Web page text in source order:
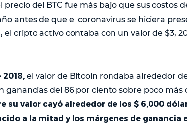
precio del BTC fue más bajo que sus costos
antes de que el coronavirus se hiciera
el cripto activo contaba con un valor de $3,
2018, el valor de Bitcoin rondaba alrededor
ganancias del 86 por ciento sobre poco más
su valor cayó alrededor de los $ 6,000
a la mitad y los márgenes de ganancia